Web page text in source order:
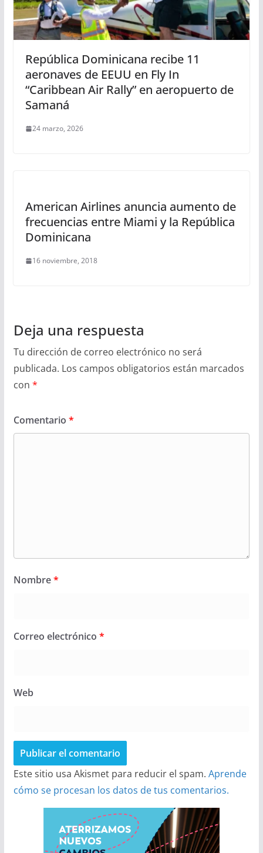
República Dominicana recibe 11
aeronaves de EEUU en Fly In
“Caribbean Air Rally” en aeropuerto de
Samaná
24 marzo, 2026
American Airlines anuncia aumento de
frecuencias entre Miami y la República
Dominicana
16 noviembre, 2018
Deja una respuesta
Tu dirección de correo electrónico no será
publicada. Los campos obligatorios están marcados
con *
Comentario *
Nombre*
Correo electrónico *
Web
Este sitio usa Akismet para reducir el spam. Aprende
cómo se procesan los datos de tus comentarios.